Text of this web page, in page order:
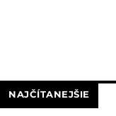
NAJČÍTANEJŠIE